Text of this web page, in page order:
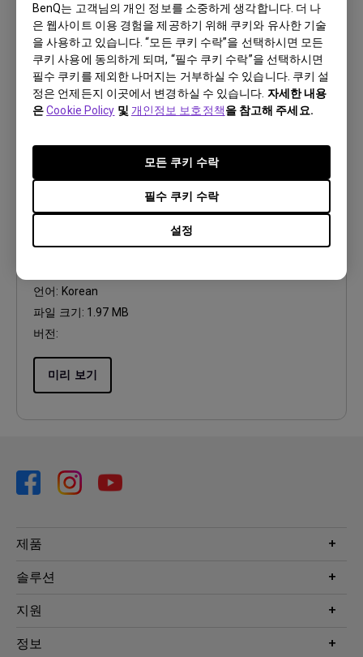
BenQ는 고객님의 개인 정보를 소중하게 생각합니다. 더 나
은 웹사이트 이용 경험을 제공하기 위해 쿠키와 유사한 기술
을 사용하고 있습니다. “모든 쿠키 수락”을 선택하시면 모든
쿠키 사용에 동의하게 되며, “필수 쿠키 수락”을 선택하시면
필수 쿠키를 제외한 나머지는 거부하실 수 있습니다. 쿠키 설
정은 언제든지 이곳에서 변경하실 수 있습니다. 자세한 내용
은Cookie Policy 및 개인정보 보호정책을 참고해 주세요.
설정
필수 쿠키 수락
모든 쿠키 수락
업데이트:2021/01/06
언어:Korean
파일 크기:200.37 KB
버전:
미리 보기
사용자 매뉴얼
언어: Korean
파일 크기: 1.97 MB
버전:
미리 보기
제품
프로젝터
조명
솔루션
Eye-Care 모니터
e스포츠
지원
문의
정보